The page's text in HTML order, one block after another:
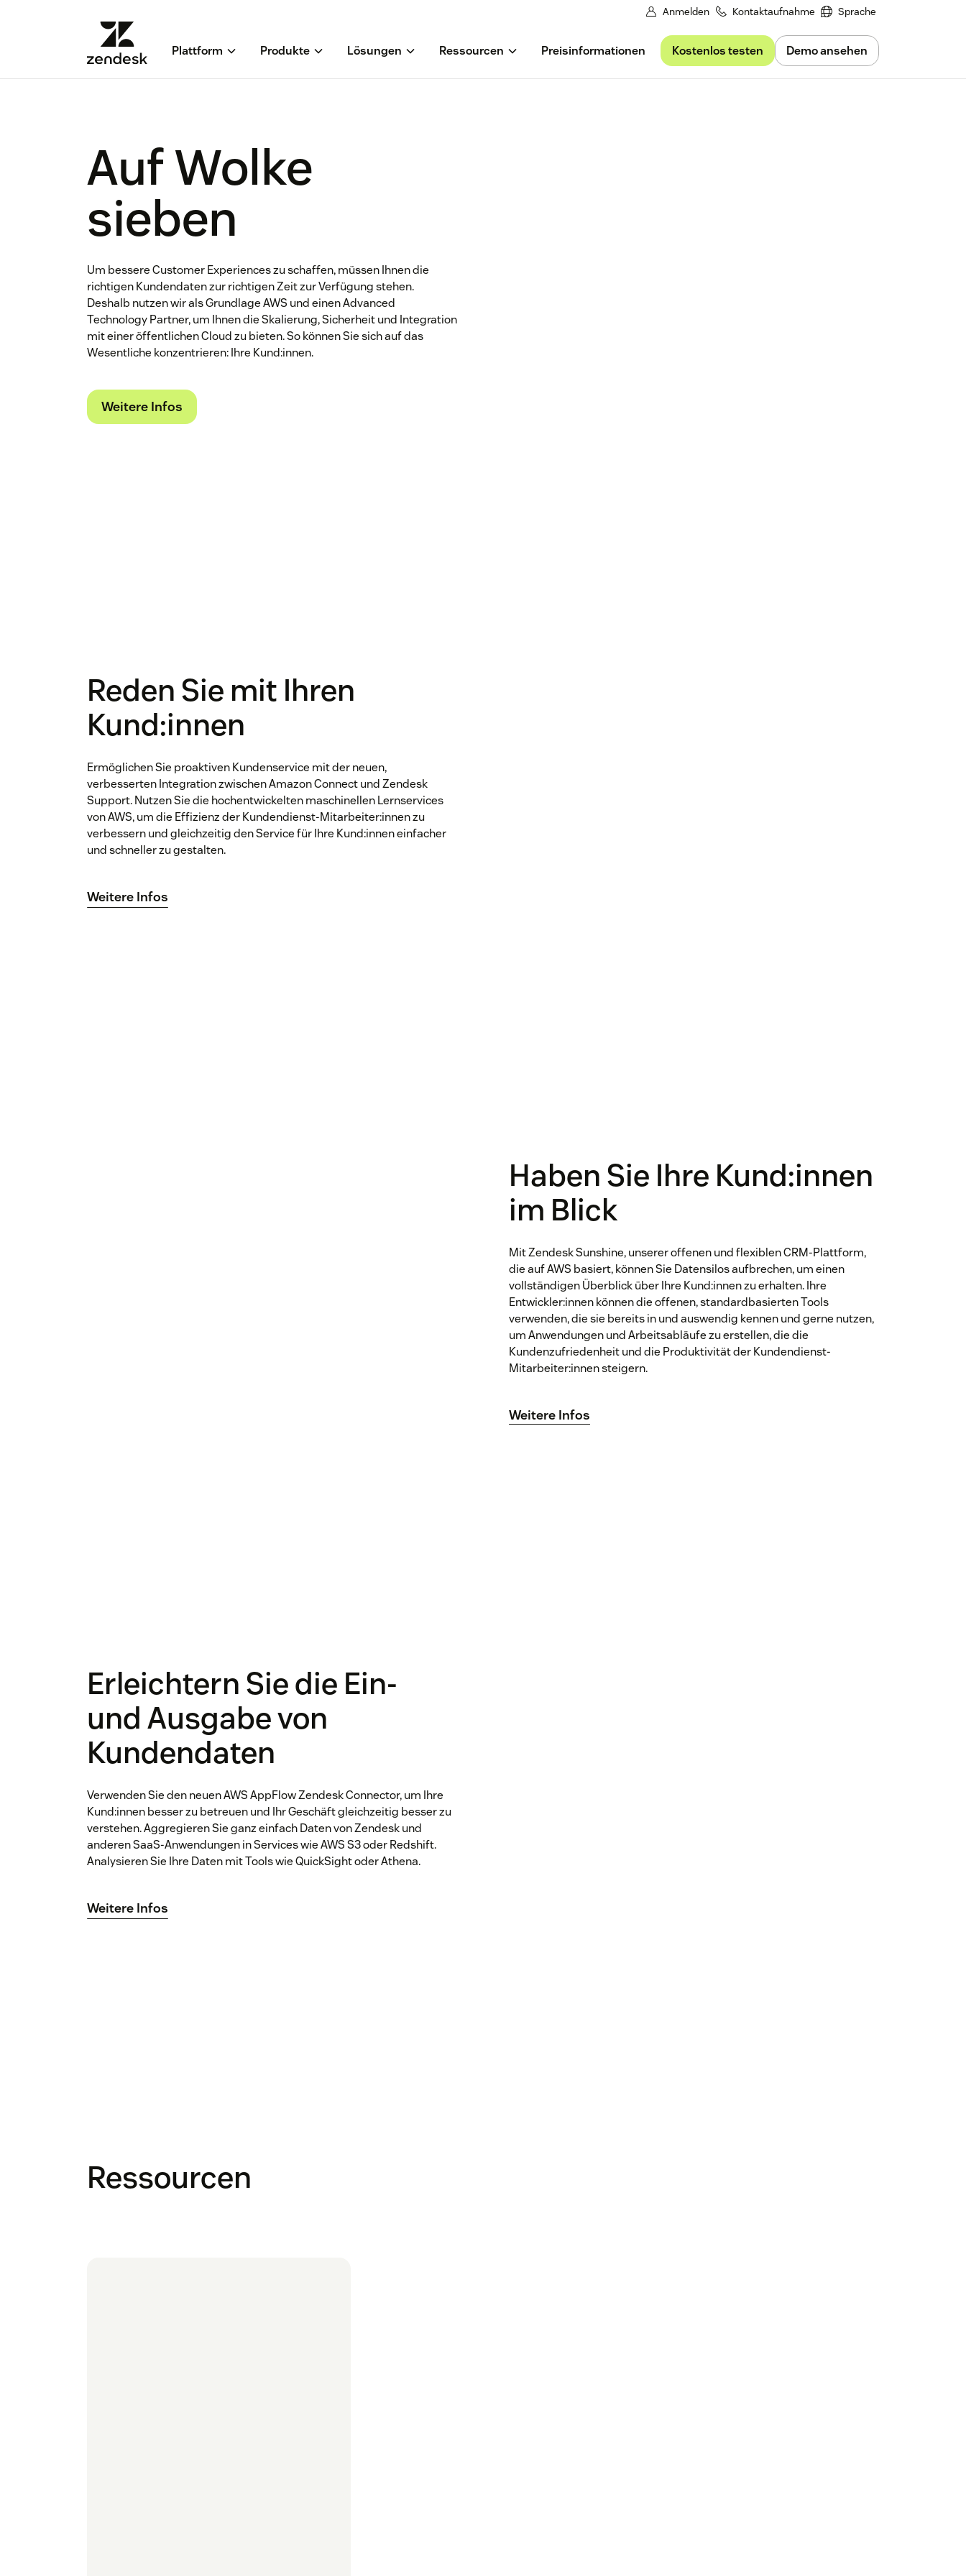
Anmelden Kontaktaufnahme Sprache
Plattform Produkte Lösungen Ressourcen Preisinformationen Kostenlos testen Demo ansehen
Auf Wolke
sieben
Um bessere Customer Experiences zu schaffen, müssen Ihnen die
richtigen Kundendaten zur richtigen Zeit zur Verfügung stehen.
Deshalb nutzen wir als Grundlage AWS und einen Advanced
Technology Partner, um Ihnen die Skalierung, Sicherheit und Integration
mit einer öffentlichen Cloud zu bieten. So können Sie sich auf das
Wesentliche konzentrieren: Ihre Kund:innen.
Weitere Infos
Reden Sie mit Ihren
Kund:innen
Ermöglichen Sie proaktiven Kundenservice mit der neuen,
verbesserten Integration zwischen Amazon Connect und Zendesk
Support. Nutzen Sie die hochentwickelten maschinellen Lernservices
von AWS, um die Effizienz der Kundendienst-Mitarbeiter:innen zu
verbessern und gleichzeitig den Service für Ihre Kund:innen einfacher
und schneller zu gestalten.
Weitere Infos
Haben Sie Ihre Kund:innen
im Blick
Mit Zendesk Sunshine, unserer offenen und flexiblen CRM-Plattform,
die auf AWS basiert, können Sie Datensilos aufbrechen, um einen
vollständigen Überblick über Ihre Kund:innen zu erhalten. Ihre
Entwickler:innen können die offenen, standardbasierten Tools
verwenden, die sie bereits in und auswendig kennen und gerne nutzen,
um Anwendungen und Arbeitsabläufe zu erstellen, die die
Kundenzufriedenheit und die Produktivität der Kundendienst-
Mitarbeiter:innen steigern.
Weitere Infos
Erleichtern Sie die Ein-
und Ausgabe von
Kundendaten
Verwenden Sie den neuen AWS AppFlow Zendesk Connector, um Ihre
Kund:innen besser zu betreuen und Ihr Geschäft gleichzeitig besser zu
verstehen. Aggregieren Sie ganz einfach Daten von Zendesk und
anderen SaaS-Anwendungen in Services wie AWS S3 oder Redshift.
Analysieren Sie Ihre Daten mit Tools wie QuickSight oder Athena.
Weitere Infos
Ressourcen